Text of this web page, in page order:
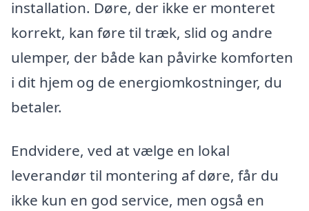
installation. Døre, der ikke er monteret
korrekt, kan føre til træk, slid og andre
ulemper, der både kan påvirke komforten
i dit hjem og de energiomkostninger, du
betaler.
Endvidere, ved at vælge en lokal
leverandør til montering af døre, får du
ikke kun en god service, men også en